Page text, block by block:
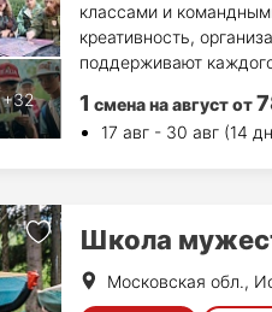
классами и
креативность,
поддерживают
1 смена на августот
17 авг - 30 авг (14
Школа
Московская обл.,